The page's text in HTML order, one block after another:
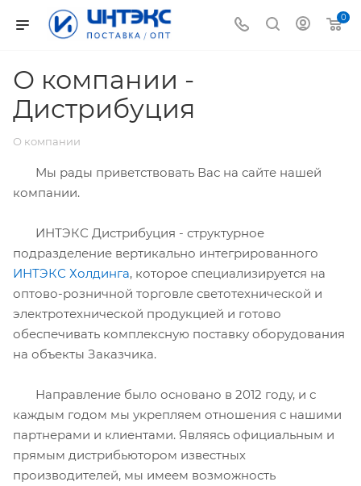
0
О компании -
Дистрибуция
О компании
Мы рады приветствовать Вас на сайте нашей
компании.
ИНТЭКС Дистрибуция - структурное
подразделение вертикально интегрированного
ИНТЭКС Холдинга, которое специализируется на
оптово-розничной торговле светотехнической и
электротехнической продукцией и готово
обеспечивать комплексную поставку оборудования
на объекты Заказчика.
Направление было основано в 2012 году, и с
каждым годом мы укрепляем отношения с нашими
партнерами и клиентами. Являясь официальным и
прямым дистрибьютором известных
производителей, мы имеем возможность